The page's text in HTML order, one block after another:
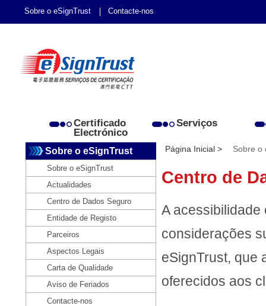
Sobre o eSignTrust Contacte-nos
Certificado
Electrónico
Serviços
Sobre o eSignTrust
Sobre o eSignTrust
Actualidades
Centro de Dados Seguro
Entidade de Registo
Parceiros
Aspectos Legais
Carta de Qualidade
Aviso de Feriados
Contacte-nos
Página Inicial > Sobre o
Centro de
A
considerações
eSignTrust, que
oferecidos aos